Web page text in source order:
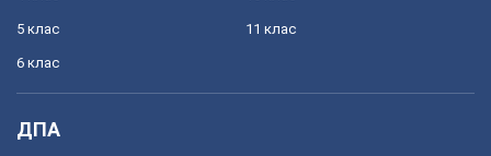
5 клас
6 клас
11 клас
ДПА